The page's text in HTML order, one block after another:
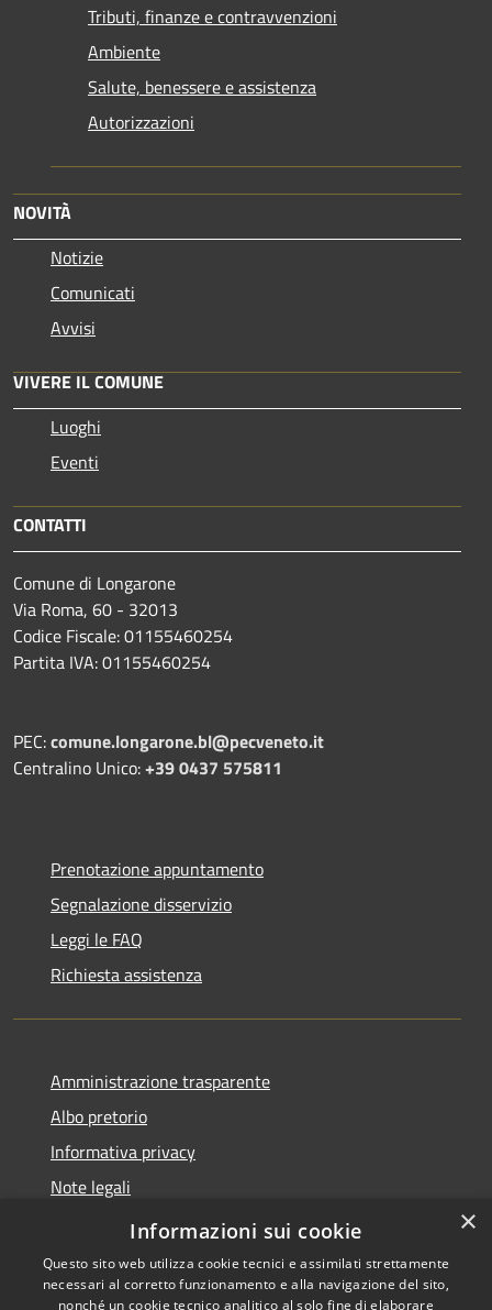
Tributi, finanze e contravvenzioni
Ambiente
Salute, benessere e assistenza
Autorizzazioni
NOVITÀ
Notizie
Comunicati
Avvisi
VIVERE IL COMUNE
Luoghi
Eventi
CONTATTI
Comune di Longarone
Via Roma, 60 - 32013
Codice Fiscale: 01155460254
Partita IVA: 01155460254
PEC:comune.longarone.bl@pecveneto.it
Centralino Unico:+39 0437 575811
Prenotazione appuntamento
Segnalazione disservizio
Leggi le FAQ
Richiesta assistenza
Amministrazione trasparente
Albo pretorio
Informativa privacy
Note legali
Dichiarazione di accessibilità
×
Informazioni sui cookie
Questo sito web utilizza cookie tecnici e assimilati strettamente
necessari al corretto funzionamento e alla navigazione del sito,
nonché un cookie tecnico analitico al solo fine di elaborare